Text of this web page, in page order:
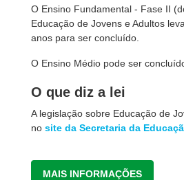
O Ensino Fundamental - Fase II
Educação de Jovens e Adultos
anos para ser concluído.
O Ensino Médio pode ser
O que diz a lei
A legislação sobre Educação de
no site da Secretaria da
MAIS INFORMAÇÕES